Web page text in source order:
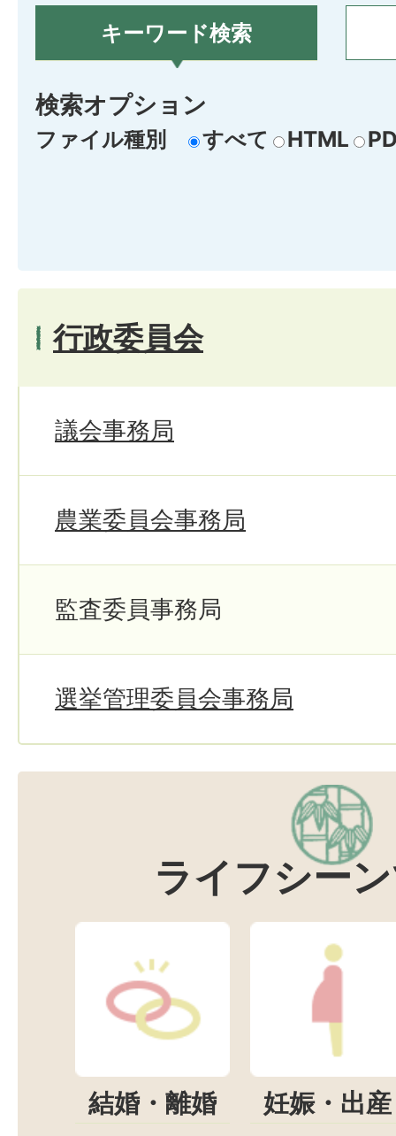
キーワード検索
検索オプション
ファイル種別 すべて HTML
行政委員会
議会事務局
農業委員会事務局
監査委員事務局
選挙管理委員会事務局
ライフシー
結婚・離婚 妊娠・出産